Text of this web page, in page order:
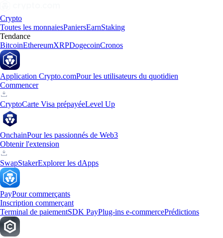
Crypto
Toutes les monnaiesPaniersEarnStaking
Tendance
BitcoinEthereumXRPDogecoinCronos
Application Crypto.comPour les utilisateurs du quotidien
Commencer
CryptoCarte Visa prépayéeLevel Up
OnchainPour les passionnés de Web3
Obtenir l'extension
SwapStakerExplorer les dApps
PayPour commerçants
Inscription commerçant
Terminal de paiementSDK PayPlug-ins e-commercePrédictions